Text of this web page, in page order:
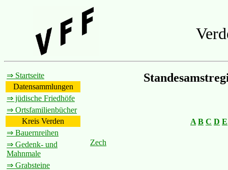
⇒ Startseite
Datensammlungen
⇒ jüdische Friedhöfe
⇒ Ortsfamilienbücher
Kreis Verden
⇒ Bauernreihen
⇒ Gedenk- und
Mahnmale
⇒ Grabsteine
A B C D E
Zech